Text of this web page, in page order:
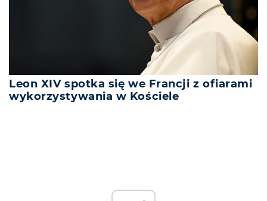
Leon XIV spotka się we Francji z ofiarami
wykorzystywania w Kościele